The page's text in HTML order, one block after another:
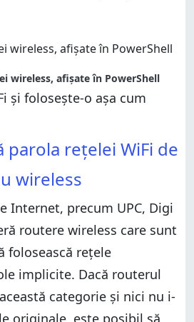
wireless, afișate în PowerShell
și folosește-o așa cum
parola rețelei WiFi de
wireless
Internet, precum UPC, Digi
routere wireless care sunt
folosească reţele
implicite. Dacă routerul
categorie şi nici nu i-
originale, este posibil să